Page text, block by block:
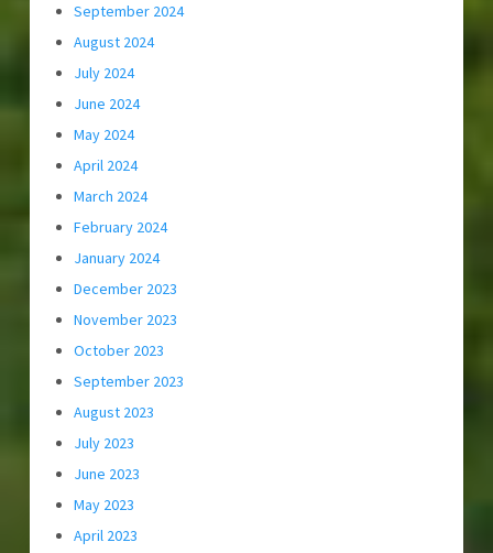
September 2024
August 2024
July 2024
June 2024
May 2024
April 2024
March 2024
February 2024
January 2024
December 2023
November 2023
October 2023
September 2023
August 2023
July 2023
June 2023
May 2023
April 2023